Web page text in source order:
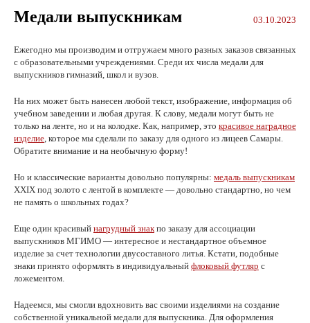
Медали выпускникам 03.10.2023
Ежегодно мы производим и отгружаем много разных заказов связанных
с образовательными учреждениями. Среди их числа медали для
выпускников гимназий, школ и вузов.
На них может быть нанесен любой текст, изображение, информация об
учебном заведении и любая другая. К слову, медали могут быть не
только на ленте, но и на колодке. Как, например, это красивое наградное
изделие, которое мы сделали по заказу для одного из лицеев Самары.
Обратите внимание и на необычную форму!
Но и классические варианты довольно популярны: медаль выпускникам
XXIX под золото с лентой в комплекте — довольно стандартно, но чем
не память о школьных годах?
Еще один красивый нагрудный знакпо заказу для ассоциации
выпускников МГИМО — интересное и нестандартное объемное
изделие за счет технологии двусоставного литья. Кстати, подобные
знаки принято оформлять в индивидуальный флоковый футляр с
ложементом.
Надеемся, мы смогли вдохновить вас своими изделиями на создание
собственной уникальной медали для выпускника. Для оформления